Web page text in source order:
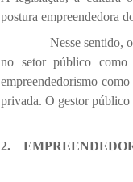
postura empreendedora
Nesse sentido,
no setor público
empreendedorismo
privada. O gestor público
2.